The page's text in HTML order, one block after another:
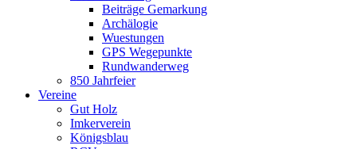
Beiträge Gemarkung
Archälogie
Wuestungen
GPS Wegepunkte
Rundwanderweg
850 Jahrfeier
Vereine
Gut Holz
Imkerverein
Königsblau